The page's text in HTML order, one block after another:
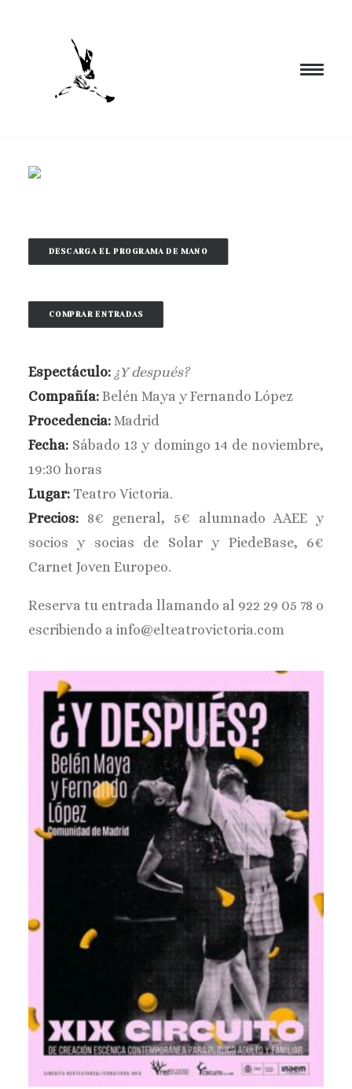
INICIO
CIA. NÓMADA
BUSCAR
DESCARGA EL PROGRAMA DE MANO
COMPRAR ENTRADAS
Espectáculo: ¿Y después?
Compañía: Belén Maya y Fernando López
Procedencia: Madrid
Fecha: Sábado 13 y domingo 14 de noviembre,
19:30 horas
Lugar: Teatro Victoria.
Precios: 8€ general, 5€ alumnado AAEE y
socios y socias de Solar y PiedeBase, 6€
Carnet Joven Europeo.
Reserva tu entrada llamando al 922 29 05 78 o
escribiendo a info@elteatrovictoria.com